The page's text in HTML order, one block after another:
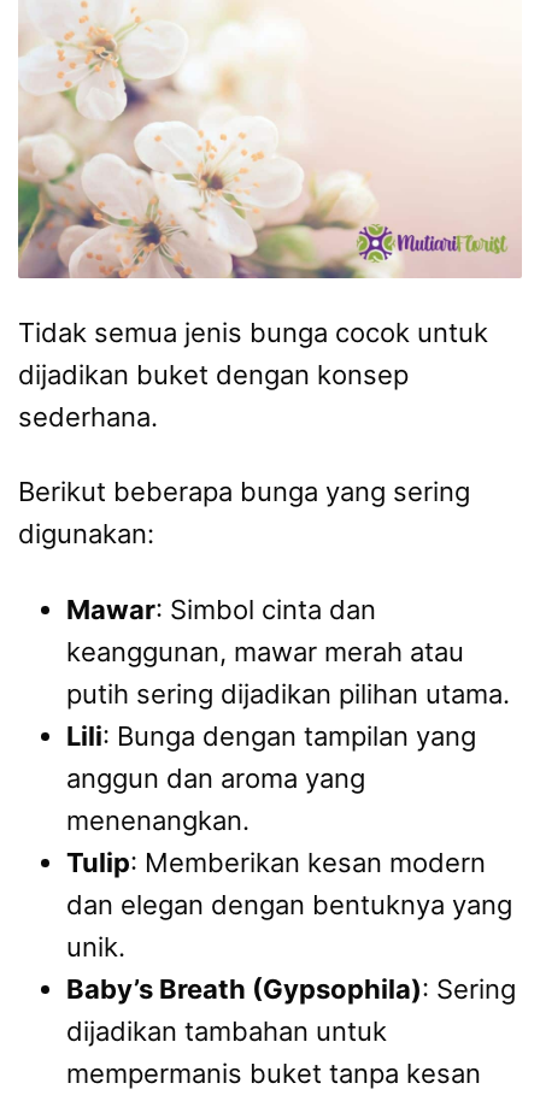
Tidak semua jenis bunga cocok untuk
dijadikan buket dengan konsep
sederhana.
Berikut beberapa bunga yang sering
digunakan:
Mawar: Simbol cinta dan
keanggunan, mawar merah atau
putih sering dijadikan pilihan utama.
Lili: Bunga dengan tampilan yang
anggun dan aroma yang
menenangkan.
Tulip: Memberikan kesan modern
dan elegan dengan bentuknya yang
unik.
Baby’s Breath (Gypsophila): Sering
dijadikan tambahan untuk
mempermanis buket tanpa kesan